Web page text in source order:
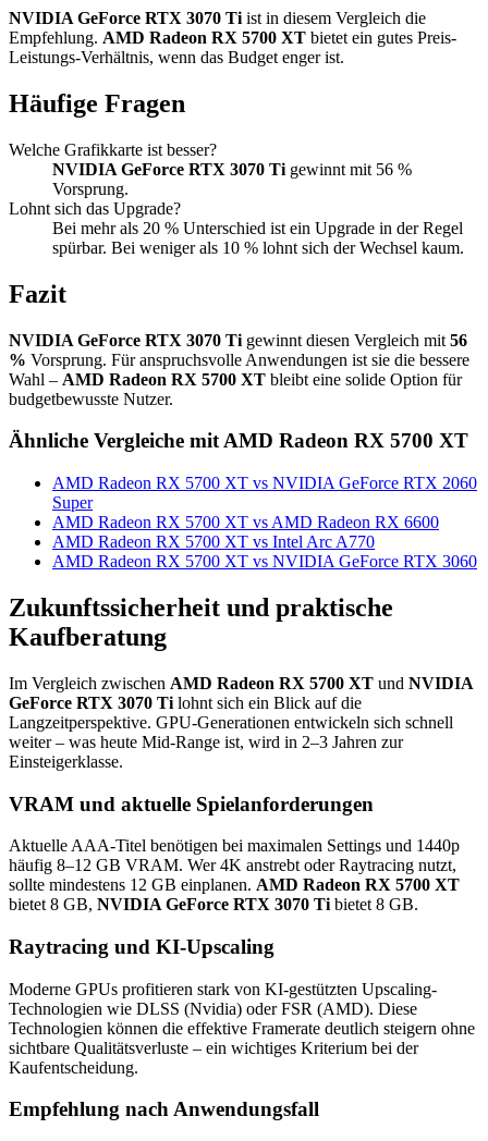
NVIDIA GeForce RTX 3070 Ti ist in diesem Vergleich die
Empfehlung. AMD Radeon RX 5700 XT bietet ein gutes Preis-
Leistungs-Verhältnis, wenn das Budget enger ist.
Häufige Fragen
Welche Grafikkarte ist besser?
NVIDIA GeForce RTX 3070 Ti gewinnt mit 56 %
Vorsprung.
Lohnt sich das Upgrade?
Bei mehr als 20 % Unterschied ist ein Upgrade in der Regel
spürbar. Bei weniger als 10 % lohnt sich der Wechsel kaum.
Fazit
NVIDIA GeForce RTX 3070 Ti gewinnt diesen Vergleich mit 56
% Vorsprung. Für anspruchsvolle Anwendungen ist sie die bessere
Wahl – AMD Radeon RX 5700 XT bleibt eine solide Option für
budgetbewusste Nutzer.
Ähnliche Vergleiche mit AMD Radeon RX 5700 XT
AMD Radeon RX 5700 XT vs NVIDIA GeForce RTX 2060
Super
AMD Radeon RX 5700 XT vs AMD Radeon RX 6600
AMD Radeon RX 5700 XT vs Intel Arc A770
AMD Radeon RX 5700 XT vs NVIDIA GeForce RTX 3060
Zukunftssicherheit und praktische
Kaufberatung
Im Vergleich zwischen AMD Radeon RX 5700 XT und NVIDIA
GeForce RTX 3070 Ti lohnt sich ein Blick auf die
Langzeitperspektive. GPU-Generationen entwickeln sich schnell
weiter – was heute Mid-Range ist, wird in 2–3 Jahren zur
Einsteigerklasse.
VRAM und aktuelle Spielanforderungen
Aktuelle AAA-Titel benötigen bei maximalen Settings und 1440p
häufig 8–12 GB VRAM. Wer 4K anstrebt oder Raytracing nutzt,
sollte mindestens 12 GB einplanen. AMD Radeon RX 5700 XT
bietet 8 GB, NVIDIA GeForce RTX 3070 Ti bietet 8 GB.
Raytracing und KI-Upscaling
Moderne GPUs profitieren stark von KI-gestützten Upscaling-
Technologien wie DLSS (Nvidia) oder FSR (AMD). Diese
Technologien können die effektive Framerate deutlich steigern ohne
sichtbare Qualitätsverluste – ein wichtiges Kriterium bei der
Kaufentscheidung.
Empfehlung nach Anwendungsfall